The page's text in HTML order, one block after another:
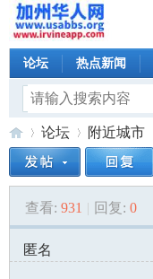
论坛 热点新闻
»
论坛
›
附近城市
查看: 931 | 回复: 0
匿名